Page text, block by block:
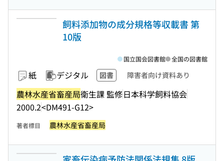
飼料添加物の成分規格等収載書 第
10版
紙 デジタル 図書 障害者向け資料あり
農林水産省畜産局衛生課 監修日本科学飼料協会
2000.2<DM491-G12>
国立国会図書館 全国の図書館
著者標目 農林水産省畜産局